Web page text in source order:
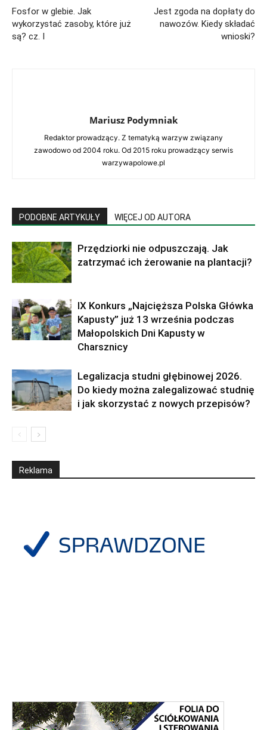
Fosfor w glebie. Jak
wykorzystać zasoby, które już
są? cz. I
Jest zgoda na dopłaty do
nawozów. Kiedy składać
wnioski?
Mariusz Podymniak
Redaktor prowadzący. Z tematyką warzyw związany
zawodowo od 2004 roku. Od 2015 roku prowadzący serwis
warzywapolowe.pl
PODOBNE ARTYKUŁY WIĘCEJ OD AUTORA
Przędziorki nie odpuszczają. Jak
zatrzymać ich żerowanie na plantacji?
IX Konkurs „Najcięższa Polska Główka
Kapusty” już 13 września podczas
Małopolskich Dni Kapusty w
Charsznicy
Legalizacja studni głębinowej 2026.
Do kiedy można zalegalizować studnię
i jak skorzystać z nowych przepisów?
Reklama